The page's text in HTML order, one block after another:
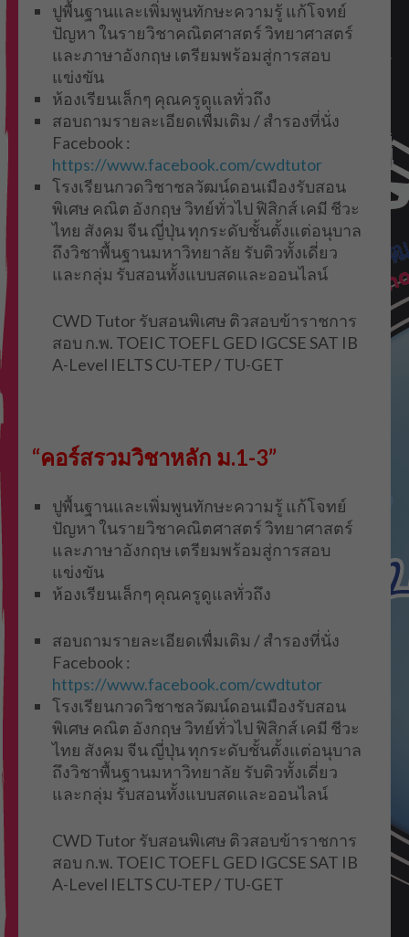
ปูพื้นฐานและเพิ่มพูนทักษะความรู้ แก้โจทย์
ปัญหา ในรายวิชาคณิตศาสตร์ วิทยาศาสตร์
และภาษาอังกฤษ เตรียมพร้อมสู่การสอบ
แข่งขัน
ห้องเรียนเล็กๆ คุณครูดูแลทั่วถึง
สอบถามรายละเอียดเพื่มเติม / สำรองที่นั่ง
Facebook :
https://www.facebook.com/cwdtutor
โรงเรียนกวดวิชาชลวัฒน์ดอนเมืองรับสอน
พิเศษ คณิต อังกฤษ วิทย์ทั่วไป ฟิสิกส์ เคมี ชีวะ
ไทย สังคม จีน ญี่ปุ่น ทุกระดับชั้นตั้งแต่อนุบาล
ถึงวิชาพื้นฐานมหาวิทยาลัย รับติวทั้งเดี่ยว
และกลุ่ม รับสอนทั้งแบบสดและออนไลน์
CWD Tutor รับสอนพิเศษ ติวสอบข้าราชการ
สอบ ก.พ. TOEIC TOEFL GED IGCSE SAT IB
A-Level IELTS CU-TEP / TU-GET
“คอร์สรวมวิชาหลัก ม.1-3”
ปูพื้นฐานและเพิ่มพูนทักษะความรู้ แก้โจทย์
ปัญหา ในรายวิชาคณิตศาสตร์ วิทยาศาสตร์
และภาษาอังกฤษ เตรียมพร้อมสู่การสอบ
แข่งขัน
ห้องเรียนเล็กๆ คุณครูดูแลทั่วถึง
สอบถามรายละเอียดเพื่มเติม / สำรองที่นั่ง
Facebook :
https://www.facebook.com/cwdtutor
โรงเรียนกวดวิชาชลวัฒน์ดอนเมืองรับสอน
พิเศษ คณิต อังกฤษ วิทย์ทั่วไป ฟิสิกส์ เคมี ชีวะ
ไทย สังคม จีน ญี่ปุ่น ทุกระดับชั้นตั้งแต่อนุบาล
ถึงวิชาพื้นฐานมหาวิทยาลัย รับติวทั้งเดี่ยว
และกลุ่ม รับสอนทั้งแบบสดและออนไลน์
CWD Tutor รับสอนพิเศษ ติวสอบข้าราชการ
สอบ ก.พ. TOEIC TOEFL GED IGCSE SAT IB
A-Level IELTS CU-TEP / TU-GET